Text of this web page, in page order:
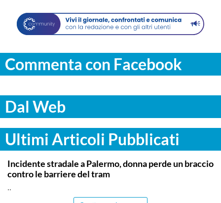
Commenta con Facebook
Dal Web
Ultimi Articoli Pubblicati
PALERMO
Incidente stradale a Palermo, donna perde un braccio
contro le barriere del tram
..